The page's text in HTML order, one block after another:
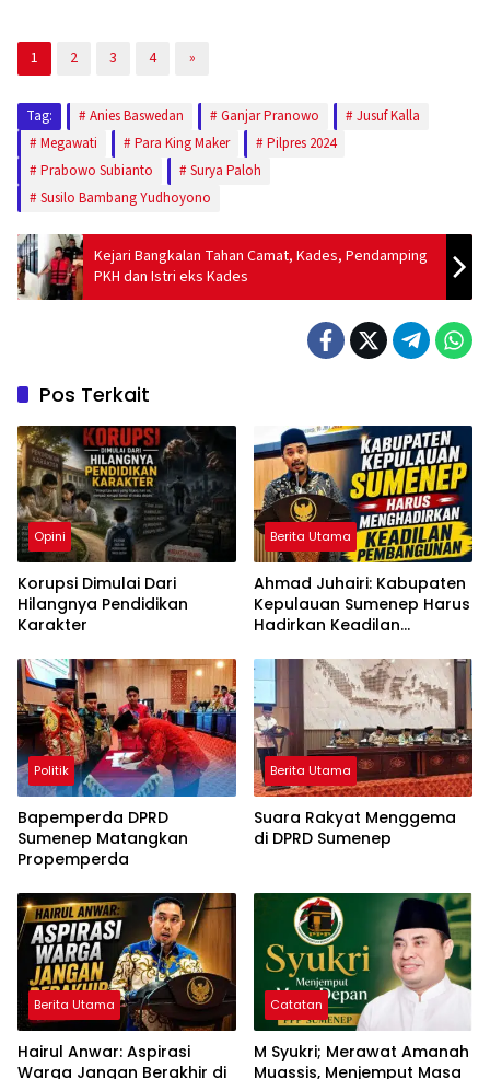
1 2 3 4 »
Tag: Anies Baswedan Ganjar Pranowo
Jusuf Kalla
Megawati
Para King Maker
Pilpres 2024
Prabowo Subianto
Surya Paloh
Susilo Bambang Yudhoyono
Kejari Bangkalan Tahan Camat, Kades, Pendamping
PKH dan Istri eks Kades
Pos Terkait
Opini
Korupsi Dimulai Dari
Hilangnya Pendidikan
Karakter
Berita Utama
Ahmad Juhairi: Kabupaten
Kepulauan Sumenep Harus
Hadirkan Keadilan
Sekadar Ganti Nama
Politik
Bapemperda DPRD
Sumenep Matangkan
Propemperda
Berita Utama
Suara Rakyat Menggema
di DPRD Sumenep
Berita Utama
Hairul Anwar: Aspirasi
Warga Jangan Berakhir di
Catatan
M Syukri; Merawat Amanah
Muassis, Menjemput Masa